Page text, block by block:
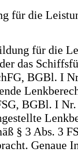
für die
für die
das
BGBl. I
BGBl. I
§ 3 Abs. 3